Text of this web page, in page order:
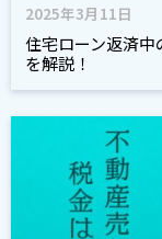
2025年3月11日
住宅ローン返済
を解説！